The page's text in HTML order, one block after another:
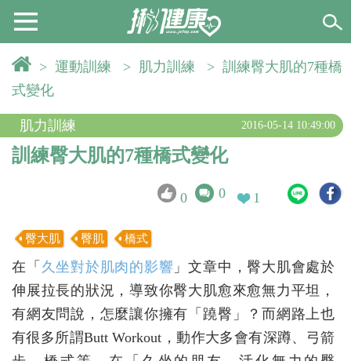
> 運動訓練 > 肌力訓練 > 訓練臀大肌的7種橋
式變化
肌力訓練 2016-05-14 10:49:00
訓練臀大肌的7種橋式變化
0 0 1
臀大肌 臀肌 橋式
在「 久坐對於肌肉的影響 」文章中，臀大肌會處於
伸展拉長的狀況，導致你臀大肌愈來愈無力平坦，
有網友問說，怎麼讓你擁有「蹺臀」？而網路上也
有很多所謂Butt Workout，動作大多會有深蹲、弓箭